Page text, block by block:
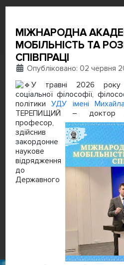
МІЖНАРОДНА
МОБІЛЬНІСТЬ ТА
СПІВПРАЦІ
Деталі
Опубліковано: 02 червня
У травні 2026
соціальної філософії,
політикиУДУ імені
ТЕРЕПИЩИЙ – доктор
професор,
здійснив
закордонне
наукове
відрядження
до
Державного